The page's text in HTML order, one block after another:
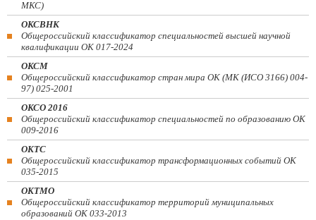
МКС)
ОКСВНК
Общероссийский классификатор специальностей высшей научной
квалификации ОК 017-2024
ОКСМ
Общероссийский классификатор стран мира ОК (МК (ИСО 3166) 004-
97) 025-2001
ОКСО 2016
Общероссийский классификатор специальностей по образованию ОК
009-2016
ОКТС
Общероссийский классификатор трансформационных событий ОК
035-2015
ОКТМО
Общероссийский классификатор территорий муниципальных
образований ОК 033-2013